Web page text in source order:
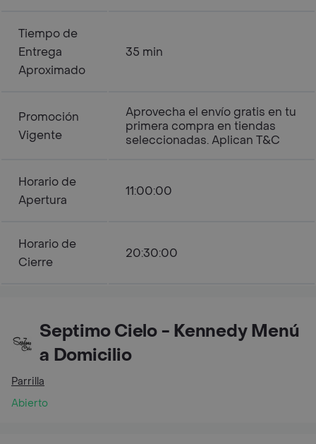
Tiempo de
Entrega
Aproximado
35 min
Promoción
Vigente
Aprovecha el envío gratis en tu
primera compra en tiendas
seleccionadas. Aplican T&C
Horario de
Apertura
11:00:00
Horario de
Cierre
20:30:00
Septimo Cielo - Kennedy Menú
a Domicilio
Parrilla
Abierto